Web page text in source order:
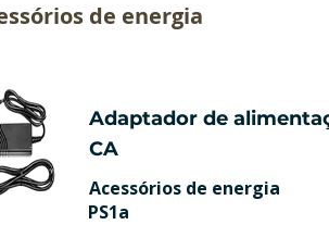
de energia
Adaptador de
CA
Acessórios de energia
PS1a